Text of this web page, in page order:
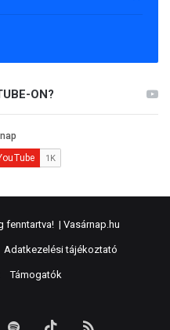
ON?
fenntartva! | Vasárnap.hu
Adatkezelési tájékoztató
Támogatók